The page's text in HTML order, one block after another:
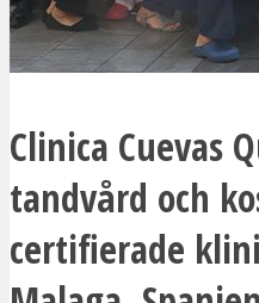
Clinica Cuevas
tandvård och
certifierade